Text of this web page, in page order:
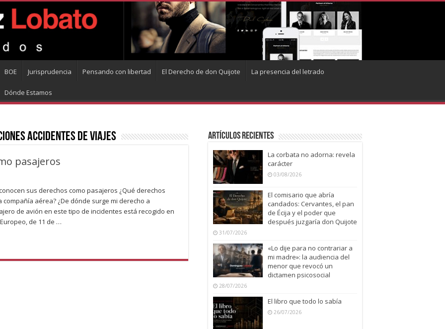
BOE Jurisprudencia Pensando con libertad El Derecho de don Quijote La presencia del letrado
Dónde Estamos
accidentes de viajes
pasajeros
sus derechos como pasajeros ¿Qué derechos
aérea? ¿De dónde surge mi derecho a
de avión en este tipo de incidentes está recogido en
de 11 de …
Artículos recientes
La corbata no adorna: revela
carácter
03/08/2026
El comisario que abría
candados: Cervantes, el pan
de Écija y el poder que
después juzgaría don Quijote
31/07/2026
«Lo dije para no contrariar a
mi madre»: la audiencia del
menor que revocó un
dictamen psicosocial
28/07/2026
El libro que todo lo sabía
26/07/2026